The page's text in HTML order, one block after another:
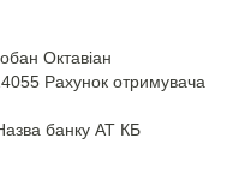
Октавіан
Рахунок отримувача
банку АТ КБ